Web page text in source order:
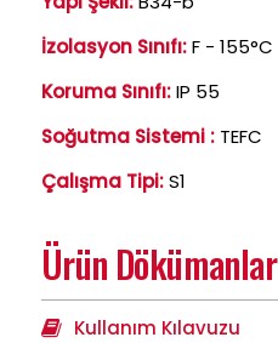
İzolasyon Sınıfı:F - 155°C
Koruma Sınıfı:IP 55
Soğutma Sistemi : TEFC
Çalışma Tipi:S1
Ürün Dökümanlar
Kullanım Kılavuzu